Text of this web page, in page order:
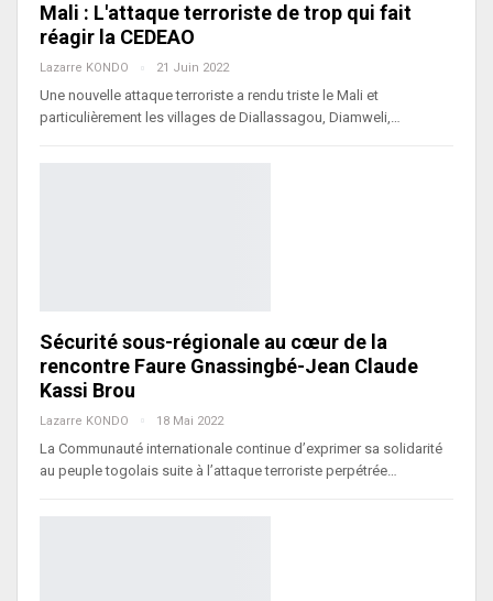
Mali : L'attaque terroriste de trop qui fait
réagir la CEDEAO
Lazarre KONDO 21 Juin 2022
Une nouvelle attaque terroriste a rendu triste le Mali et
particulièrement les villages de Diallassagou, Diamweli,…
Sécurité sous-régionale au cœur de la
rencontre Faure Gnassingbé-Jean Claude
Kassi Brou
Lazarre KONDO 18 Mai 2022
La Communauté internationale continue d’exprimer sa solidarité
au peuple togolais suite à l’attaque terroriste perpétrée…